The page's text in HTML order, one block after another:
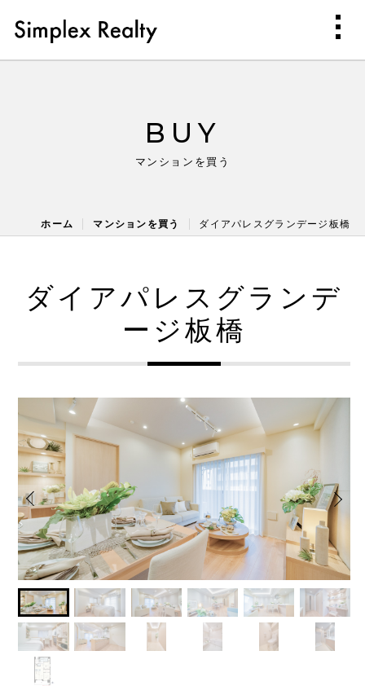
BUY
マンションを買う
ホーム マンションを買う ダイアパレスグランデージ板橋
ダイアパレスグランデ
ージ板橋